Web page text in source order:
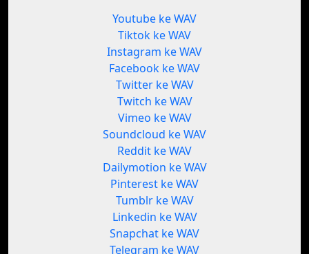
Youtube ke WAV
Tiktok ke WAV
Instagram ke WAV
Facebook ke WAV
Twitter ke WAV
Twitch ke WAV
Vimeo ke WAV
Soundcloud ke WAV
Reddit ke WAV
Dailymotion ke WAV
Pinterest ke WAV
Tumblr ke WAV
Linkedin ke WAV
Snapchat ke WAV
Telegram ke WAV